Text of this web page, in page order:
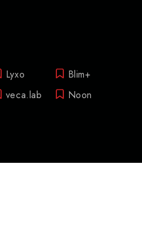
Lyxo
Blim+
veca.lab Noon